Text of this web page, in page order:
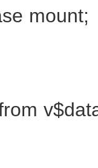
mount;